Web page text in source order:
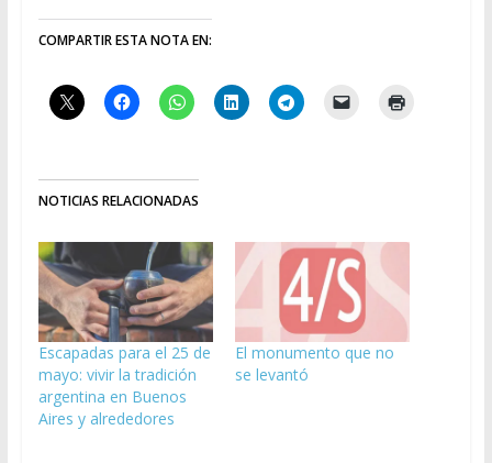
COMPARTIR ESTA NOTA EN:
NOTICIAS RELACIONADAS
Escapadas para el 25 de
mayo: vivir la tradición
argentina en Buenos
Aires y alrededores
El monumento que no
se levantó